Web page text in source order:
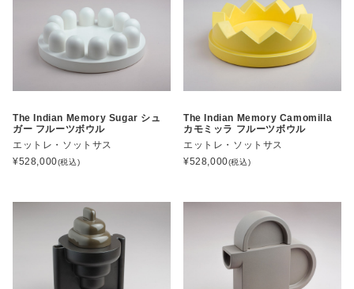
The Indian Memory Sugar シュ
ガー フルーツボウル
エットレ・ソットサス
¥528,000(税込)
The Indian Memory Camomilla
カモミッラ フルーツボウル
エットレ・ソットサス
¥528,000(税込)